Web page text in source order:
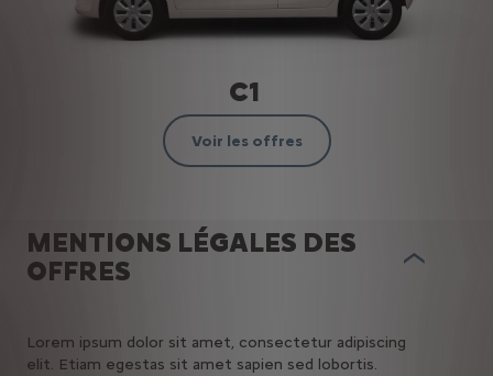
C1
Voir les offres
MENTIONS LÉGALES DES
OFFRES
Lorem ipsum dolor sit amet, consectetur adipiscing
elit. Etiam egestas sit amet sapien sed lobortis.